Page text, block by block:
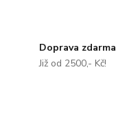
Doprava zdarma
Již od 2500,- Kč!